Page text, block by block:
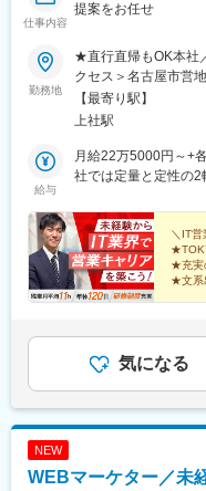
仕事内容
提案をお任せ
勤務地
★直行直帰もOK本社
クセス＞名古屋市営
策：屋内禁煙
【最寄り駅】
上社駅
給与
月給22万5000円～+
社では定量と定性の
は、成果に至るプロ
には、「自己管理が
に目を向けて仕事が
ど、複数の評価項目
はもちろん、日々の
＼IT営
★充実
★文系
気になる
NEW
WEBマーケター／未